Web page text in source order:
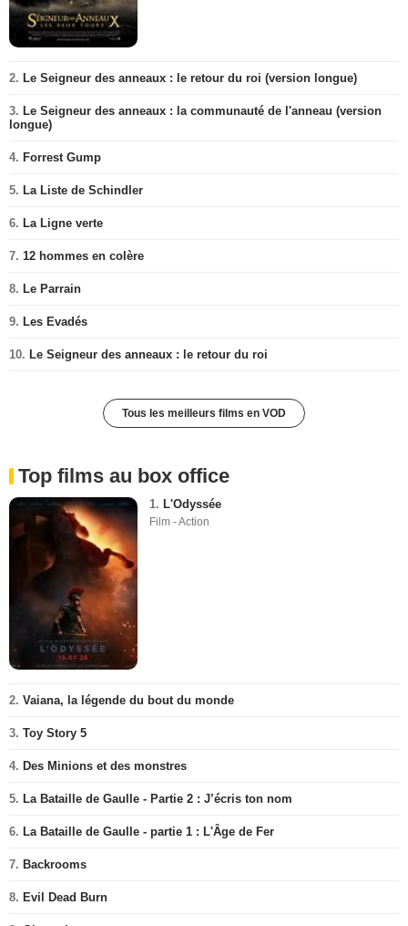
2. Le Seigneur des anneaux : le retour du roi (version longue)
3. Le Seigneur des anneaux : la communauté de l'anneau (version
longue)
4. Forrest Gump
5. La Liste de Schindler
6. La Ligne verte
7. 12 hommes en colère
8. Le Parrain
9. Les Evadés
10. Le Seigneur des anneaux : le retour du roi
Tous les meilleurs films en VOD
Top films au box office
1. L'Odyssée
Film - Action
2. Vaiana, la légende du bout du monde
3. Toy Story 5
4. Des Minions et des monstres
5. La Bataille de Gaulle - Partie 2 : J’écris ton nom
6. La Bataille de Gaulle - partie 1 : L'Âge de Fer
7. Backrooms
8. Evil Dead Burn